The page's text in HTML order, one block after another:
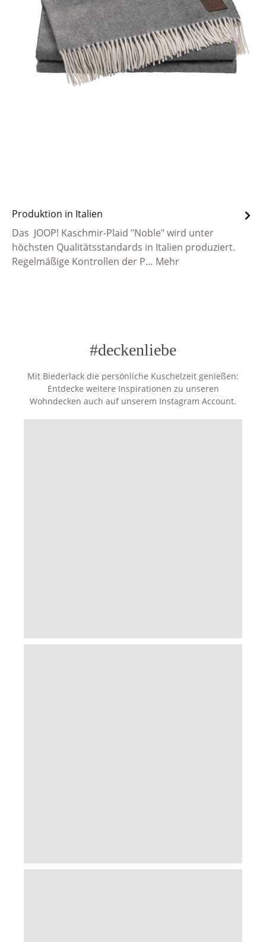
Produktion in Italien
Das JOOP! Kaschmir-Plaid "Noble" wird unter
höchsten Qualitätsstandards in Italien produziert.
Regelmäßige Kontrollen der P… Mehr
#deckenliebe
Mit Biederlack die persönliche Kuschelzeit genießen:
Entdecke weitere Inspirationen zu unseren
Wohndecken auch auf unserem Instagram Account.